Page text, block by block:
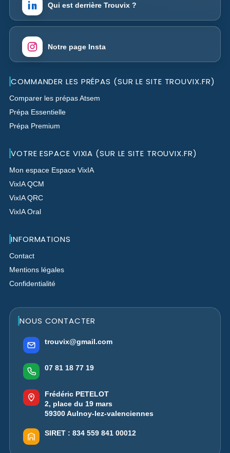
Qui est derrière Trouvix ?
Notre page Insta
COMMANDER LES PRÉPAS (SUR LE SITE TROUVIX.FR)
Comparer les prépas Atsem
Prépa Essentielle
Prépa Premium
VOTRE ESPACE VIXIA (SUR LE SITE TROUVIX.FR)
Mon espace Espace VixIA
VixIA QCM
VixIA QRC
VixIA Oral
INFORMATIONS
Contact
Mentions légales
Confidentialité
NOUS CONTACTER
trouvix@gmail.com
07 81 18 77 19
Frédéric PETELOT
2, place du 19 mars
59300 Aulnoy-lez-valenciennes
SIRET : 834 559 841 00012